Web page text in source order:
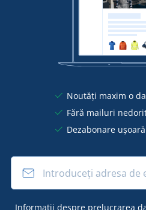
Noutăți maxim o
Fără mailuri
Dezabonare ușoară
Informații despre prelucrarea